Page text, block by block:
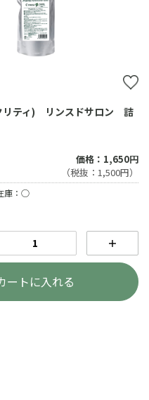
ティ) リンスドサロン 詰
価格：1,650円
（税抜：1,500円）
庫：○
＋
ートに入れる